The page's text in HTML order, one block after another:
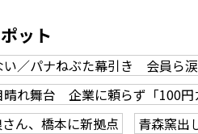
ット
／パナねぶた幕引き 会員ら涙
晴れ舞台 企業に頼らず「100円
ん、橋本に新拠点
青森窯出